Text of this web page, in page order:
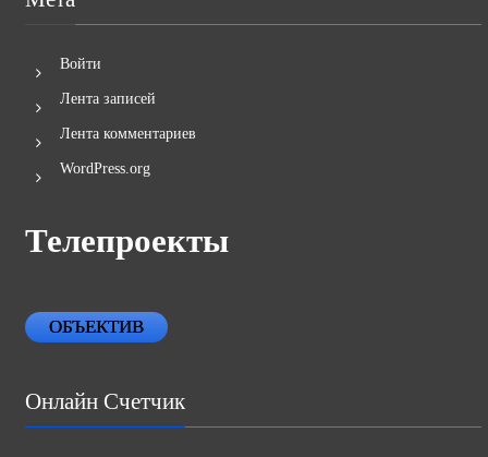
Войти
Лента записей
Лента комментариев
WordPress.org
Телепроекты
ОБЪЕКТИВ
Онлайн Счетчик